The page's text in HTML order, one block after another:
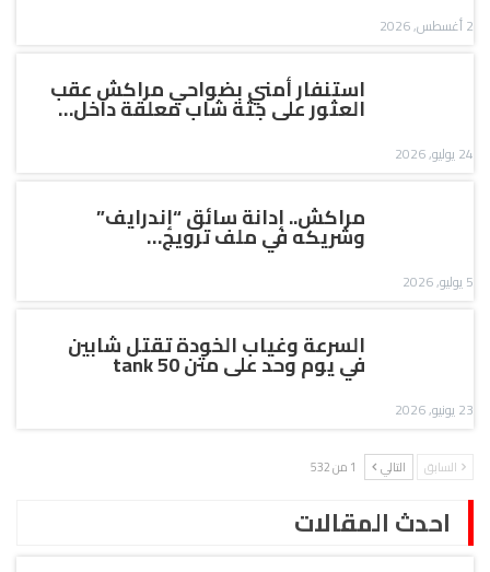
2 أغسطس, 2026
استنفار أمني بضواحي مراكش عقب
العثور على جثة شاب معلقة داخل…
24 يوليو, 2026
مراكش.. إدانة سائق “إندرايف”
وشريكه في ملف ترويج…
5 يوليو, 2026
السرعة وغياب الخودة تقتل شابين
في يوم وحد على متن tank 50
23 يونيو, 2026
السابق التالي 1 من 532
احدث المقالات